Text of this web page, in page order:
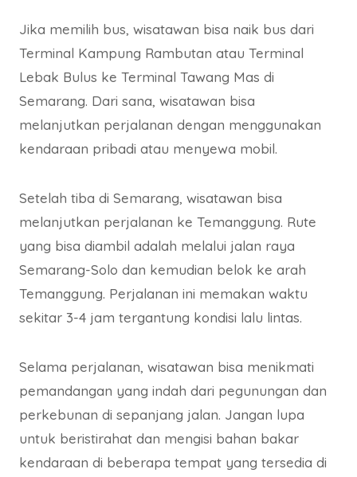
Jika memilih bus, wisatawan bisa naik bus dari
Terminal Kampung Rambutan atau Terminal
Lebak Bulus ke Terminal Tawang Mas di
Semarang. Dari sana, wisatawan bisa
melanjutkan perjalanan dengan menggunakan
kendaraan pribadi atau menyewa mobil.
Setelah tiba di Semarang, wisatawan bisa
melanjutkan perjalanan ke Temanggung. Rute
yang bisa diambil adalah melalui jalan raya
Semarang-Solo dan kemudian belok ke arah
Temanggung. Perjalanan ini memakan waktu
sekitar 3-4 jam tergantung kondisi lalu lintas.
Selama perjalanan, wisatawan bisa menikmati
pemandangan yang indah dari pegunungan dan
perkebunan di sepanjang jalan. Jangan lupa
untuk beristirahat dan mengisi bahan bakar
kendaraan di beberapa tempat yang tersedia di